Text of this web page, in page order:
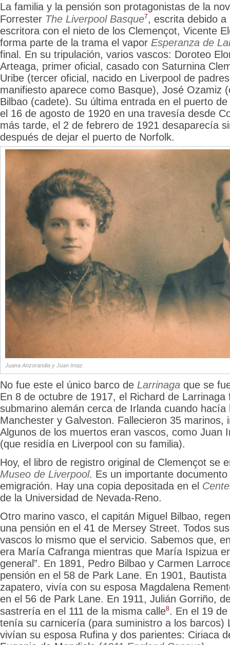
La familia y la pensión son protagonistas de la
Forrester The Liverpool Basque7, escrita debido
escritora con el nieto de los Clemençot, Vicente
forma parte de la trama el vapor Esperanza de
final. En su tripulación, varios vascos: Doroteo
Arteaga, primer oficial, casado con Saturnina
Uribe (tercer oficial, nacido en Liverpool de
manifiesto aparece como Basque), José Ozamiz
Bilbao (cadete). Su última entrada en el puerto
el 16 de agosto de 1920 en una travesía desde
más tarde, el 2 de febrero de 1921 desaparecía
después de dejar el puerto de Norfolk.
Juana Anzorandia y Juan Imaz.
No fue este el único barco de Larrinaga que se
En 8 de octubre de 1917, el Richard de Larrinaga
submarino alemán cerca de Irlanda cuando hacía
Manchester y Galveston. Fallecieron 35 marinos,
Algunos de los muertos eran vascos, como Juan
(que residía en Liverpool con su familia).
Hoy, el libro de registro original de Clemençot se
Museo de Liverpool. Es un importante
emigración. Hay una copia depositada en el
de la Universidad de Nevada-Reno.
Otro marino vasco, el capitán Miguel Bilbao,
una pensión en el 41 de Mersey Street. Todos
vascos lo mismo que el servicio. Sabemos que,
era María Cafranga mientras que María Ispizua
general”. En 1891, Pedro Bilbao y Carmen
pensión en el 58 de Park Lane. En 1901, Bautista
zapatero, vivía con su esposa Magdalena
en el 56 de Park Lane. En 1911, Julián Gorriño,
sastrería en el 111 de la misma calle8. En el 19
tenía su carnicería (para suministro a los barcos)
vivían su esposa Rufina y dos parientes: Ciriaca